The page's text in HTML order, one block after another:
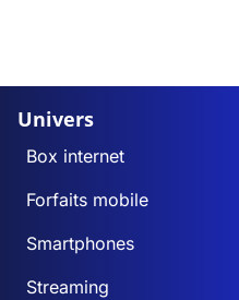
Univers
Box internet
Forfaits mobile
Smartphones
Streaming